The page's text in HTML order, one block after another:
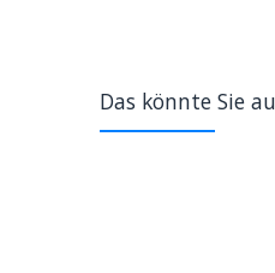
Das könnte Sie